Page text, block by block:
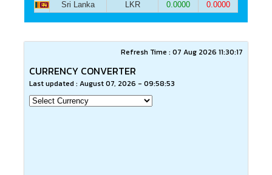
Sri Lanka LKR 0.0000 0.0000